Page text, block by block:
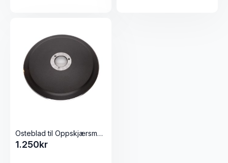
Osteblad til Oppskjærsmaskin / Påleggsmaskin D-195
1.250kr